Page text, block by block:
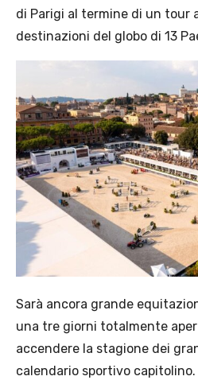
di Parigi al termine di un tour
destinazioni del globo di 13
Sarà ancora grande
una tre giorni totalmente
accendere la stagione dei
calendario sportivo